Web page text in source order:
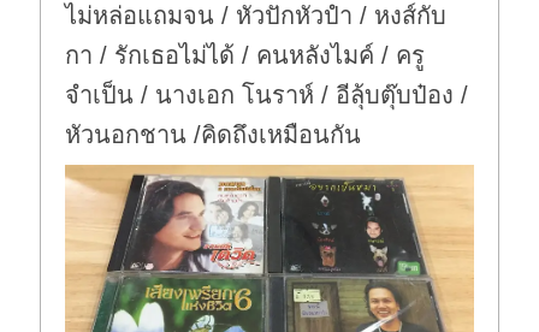
ไม่หล่อแถมจน / หัวปักหัวปำ / หงส์กับ
กา / รักเธอไม่ได้ / คนหลังไมค์ / ครู
จำเป็น / นางเอก โนราห์ / อีลุ้บตุ๊บป๋อง /
หัวนอกชาน /คิดถึงเหมือนกัน